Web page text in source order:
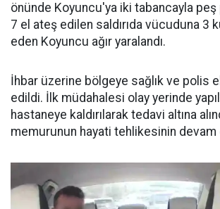
önünde Koyuncu'ya iki tabancayla peş
7 el ateş edilen saldırıda vücuduna 3
eden Koyuncu ağır yaralandı.
İhbar üzerine bölgeye sağlık ve polis
edildi. İlk müdahalesi olay yerinde
hastaneye kaldırılarak tedavi altına
memurunun hayati tehlikesinin